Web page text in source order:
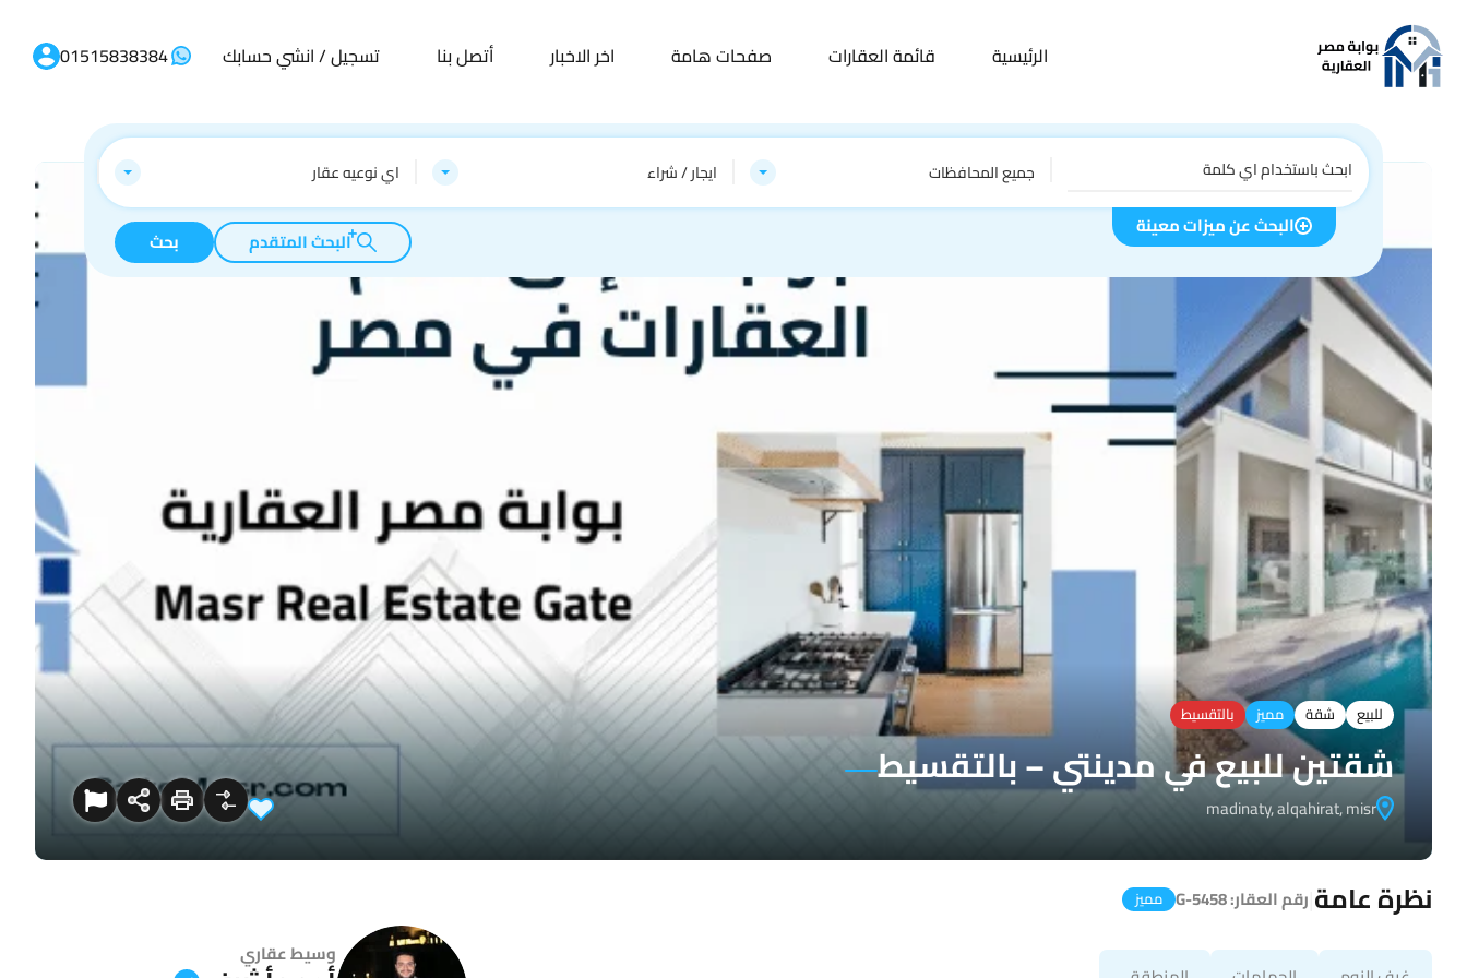
الرئيسية قائمة العقارات صفحات هامة اخر الاخبار أتصل بنا تسجيل / انشي حسابك 01515838384
جميع المحافظات ايجار / شراء اي نوعيه عقار
البحث عن ميزات معينة
البحث المتقدم بحث
للبيع شقة مميز بالتقسيط
شقتين للبيع في مدينتي – بالتقسيط
madinaty, alqahirat, misr
نظرة عامة رقم العقار:G-5458 مميز
وسيط عقاري